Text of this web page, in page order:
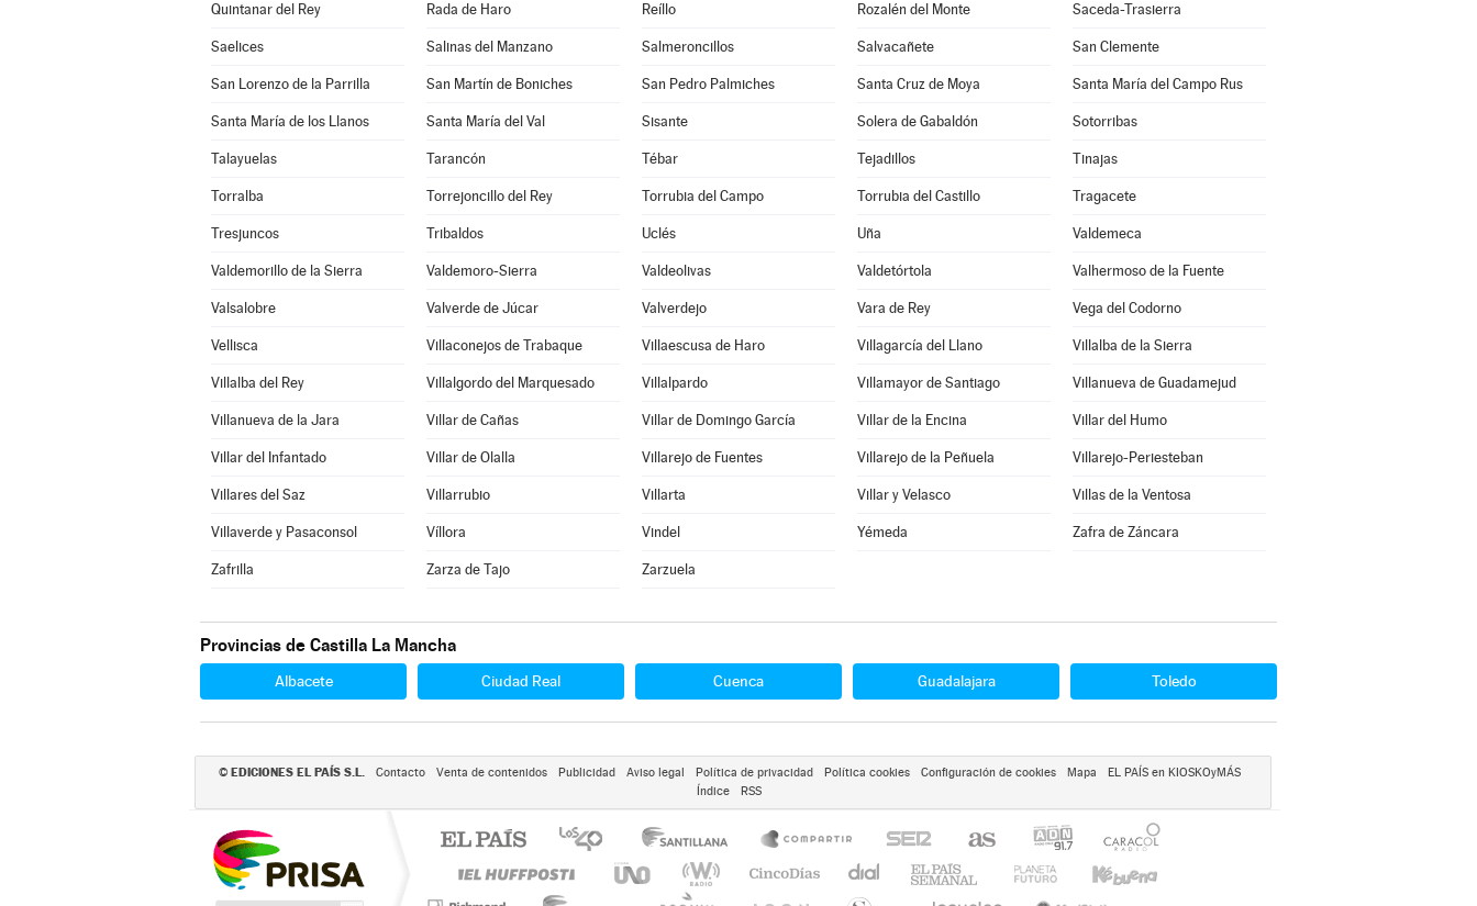
Quintanar del Rey Rada de Haro Reíllo Rozalén del Monte Saceda-Trasierra
Saelices Salinas del Manzano Salmeroncillos Salvacañete San Clemente
San Lorenzo de la Parrilla San Martín de Boniches San Pedro Palmiches Santa Cruz de Moya Santa María del Campo Rus
Santa María de los Llanos Santa María del Val Sisante Solera de Gabaldón Sotorribas
Talayuelas Tarancón Tébar Tejadillos Tinajas
Torralba Torrejoncillo del Rey Torrubia del Campo Torrubia del Castillo Tragacete
Tresjuncos Tribaldos Uclés Uña Valdemeca
Valdemorillo de la Sierra Valdemoro-Sierra Valdeolivas Valdetórtola Valhermoso de la Fuente
Valsalobre Valverde de Júcar Valverdejo Vara de Rey Vega del Codorno
Vellisca Villaconejos de Trabaque Villaescusa de Haro Villagarcía del Llano Villalba de la Sierra
Villalba del Rey Villalgordo del Marquesado Villalpardo Villamayor de Santiago Villanueva de Guadamejud
Villanueva de la Jara Villar de Cañas Villar de Domingo García Villar de la Encina Villar del Humo
Villar del Infantado Villar de Olalla Villarejo de Fuentes Villarejo de la Peñuela Villarejo-Periesteban
Villares del Saz Villarrubio Villarta Villar y Velasco Villas de la Ventosa
Villaverde y Pasaconsol Víllora Vindel Yémeda Zafra de Záncara
Zafrilla Zarza de Tajo Zarzuela
Provincias de Castilla La Mancha
Albacete Ciudad Real Cuenca Guadalajara Toledo
© EDICIONES EL PAÍS S.L. Contacto Venta de contenidos Publicidad Aviso legal Política de privacidad Política cookies Configuración de cookies Mapa
EL PAÍS en KIOSKOyMÁS
Índice
RSS